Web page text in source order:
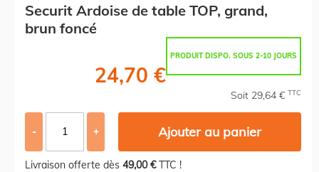
Securit Ardoise de table TOP, grand,
brun foncé
PRODUIT DISPO. SOUS 2-10 JOURS
24,70 €
Soit 29,64 € TTC
- + Ajouter au panier
Livraison offerte dès 49,00 €TTC !